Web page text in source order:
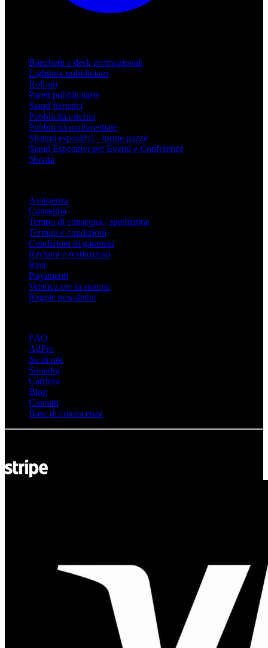
Banchetti e desk promozionali
Lightbox pubblicitari
Roll-up
Pareti pubblicitarie
Stand fieristici
Pubblicità esterna
Pubblicità multimediale
Sistemi espositivi - forme pazze
Stand Espositivi per Eventi e Conferenze
Novità
Assistenza
Consegna
Tempo di consegna / spedizione
Termini e condizioni
Condizioni di garanzia
Reclami e restituzioni
Resi
Pagamenti
Verifica per la stampa
Regole newsletter
FAQ
AdPro
Su di noi
Squadra
Carriera
Blog
Contatti
Base di conoscenza